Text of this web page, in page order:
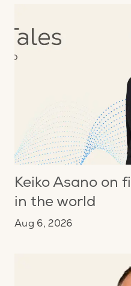
Keiko Asano on
in the world
Aug 6, 2026